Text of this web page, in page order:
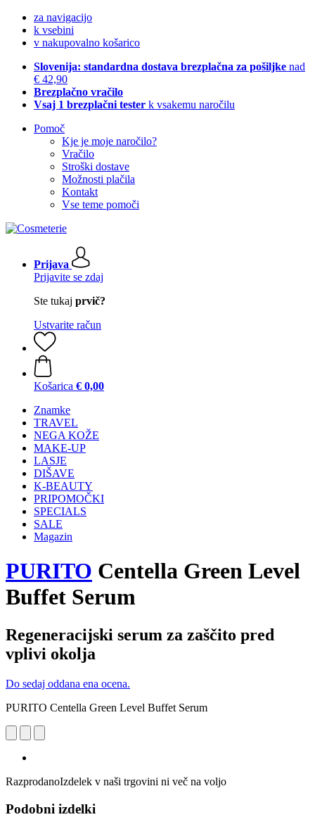
za navigacijo
k vsebini
v nakupovalno košarico
Slovenija: standardna dostava brezplačna za pošiljke nad
€ 42,90
Brezplačno vračilo
Vsaj 1 brezplačni tester k vsakemu naročilu
Pomoč
Kje je moje naročilo?
Vračilo
Stroški dostave
Možnosti plačila
Kontakt
Vse teme pomoči
Prijava
Prijavite se zdaj
Ste tukaj prvič?
Ustvarite račun
Košarica € 0,00
Znamke
TRAVEL
NEGA KOŽE
MAKE-UP
LASJE
DIŠAVE
K-BEAUTY
PRIPOMOČKI
SPECIALS
SALE
Magazin
PURITO Centella Green Level
Buffet Serum
Regeneracijski serum za zaščito pred
vplivi okolja
Do sedaj oddana ena ocena.
PURITO Centella Green Level Buffet Serum
RazprodanoIzdelek v naši trgovini ni več na voljo
Podobni izdelki